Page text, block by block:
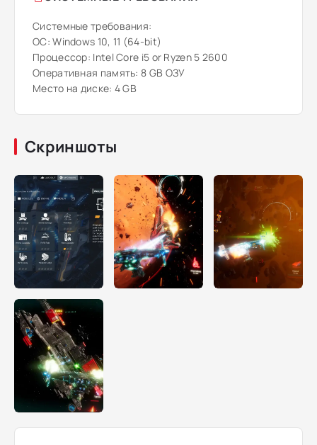
Системные требования:
ОС: Windows 10, 11 (64-bit)
Процессор: Intel Core i5 or Ryzen 5 2600
Оперативная память: 8 GB ОЗУ
Место на диске: 4 GB
Скриншоты